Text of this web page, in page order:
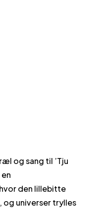
og sang til ’Tju
den lillebitte
universer trylles